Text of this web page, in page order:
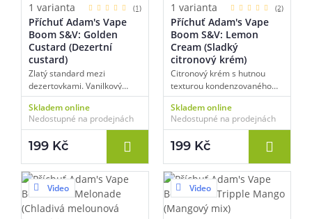
1 varianta (1)
Příchuť Adam's Vape
Boom S&V: Golden
Custard (Dezertní
custard)
Zlatý standard mezi
dezertovkami. Vanilkový
custard s medem,
karamelem a nadrcenou
pusinkou. Hustý, sladký,
Skladem online
Nedostupné na prodejnách
199 Kč
1 varianta (2)
Příchuť Adam's Vape
Boom S&V: Lemon
Cream (Sladký
citronový krém)
Citronový krém s hutnou
texturou kondenzovaného
mléka a vanilkovým koncem.
Sladce kyselá jízda pro
fanoušky nejen citrónových
Skladem online
Nedostupné na prodejnách
199 Kč
Video Video